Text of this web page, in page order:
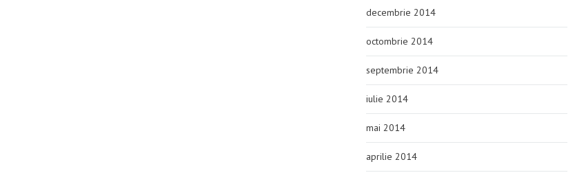
decembrie 2014
octombrie 2014
septembrie 2014
iulie 2014
mai 2014
aprilie 2014